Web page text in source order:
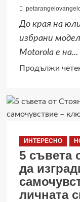
До края на
избрани
Motorola е на...
Продължи
ИНТЕРЕСНО
5 съвета
да
личната